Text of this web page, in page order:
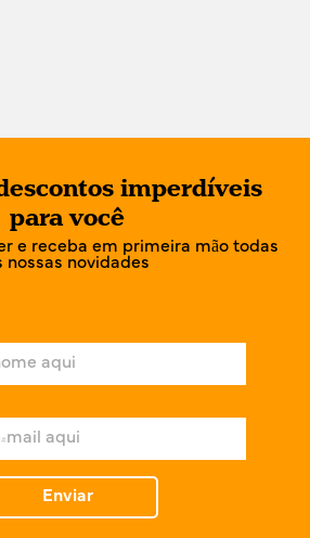
imperdíveis
para você
e receba em primeira mão todas
nossas novidades
Enviar